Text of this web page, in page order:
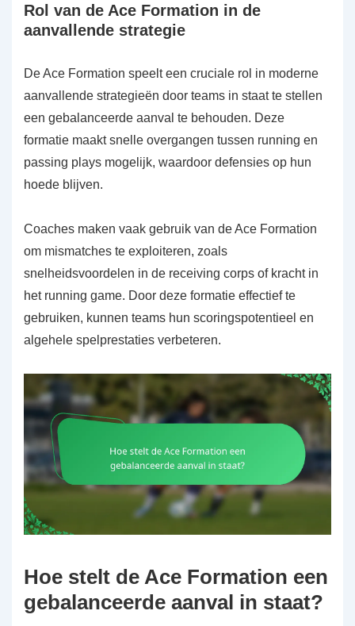
Rol van de Ace Formation in de
aanvallende strategie
De Ace Formation speelt een cruciale rol in moderne
aanvallende strategieën door teams in staat te stellen
een gebalanceerde aanval te behouden. Deze
formatie maakt snelle overgangen tussen running en
passing plays mogelijk, waardoor defensies op hun
hoede blijven.
Coaches maken vaak gebruik van de Ace Formation
om mismatches te exploiteren, zoals
snelheidsvoordelen in de receiving corps of kracht in
het running game. Door deze formatie effectief te
gebruiken, kunnen teams hun scoringspotentieel en
algehele spelprestaties verbeteren.
Hoe stelt de Ace Formation een
gebalanceerde aanval in staat?